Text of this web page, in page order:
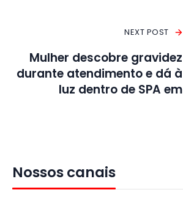
NEXT POST
Mulher descobre gravidez
durante atendimento e dá à
luz dentro de SPA em
Nossos canais